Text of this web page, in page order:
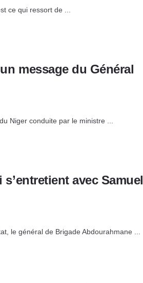
ce qui ressort de ...
message du Général
Niger conduite par le ministre ...
avec Samuel
le général de Brigade Abdourahmane ...